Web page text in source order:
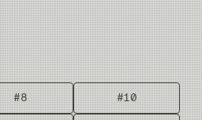
#8 #10